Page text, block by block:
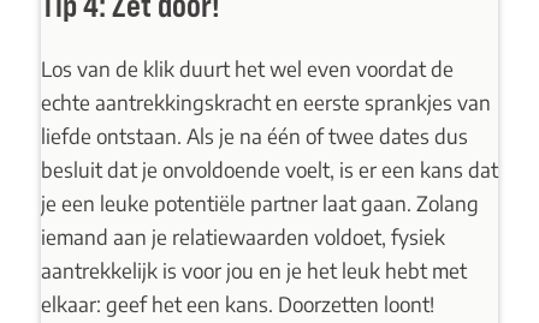
Los van de klik duurt het wel even voordat de
echte aantrekkingskracht en eerste sprankjes van
liefde ontstaan. Als je na één of twee dates dus
besluit dat je onvoldoende voelt, is er een kans dat
je een leuke potentiële partner laat gaan. Zolang
iemand aan je relatiewaarden voldoet, fysiek
aantrekkelijk is voor jou en je het leuk hebt met
elkaar: geef het een kans. Doorzetten loont!